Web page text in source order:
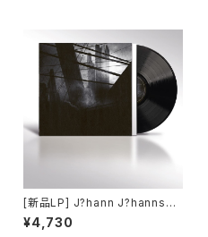
[新品LP] J?hann J?hannsso
n ? And In The Endless Pau
se There Came The Soun
¥4,730